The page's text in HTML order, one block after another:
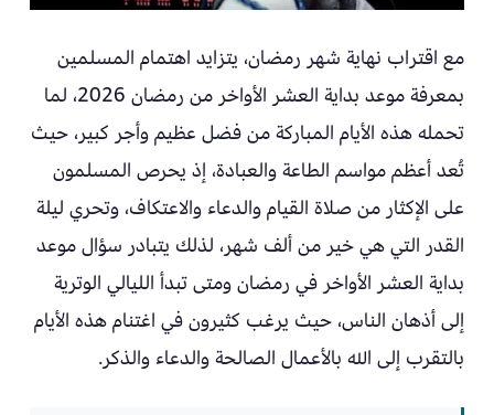
مع اقتراب نهاية شهر رمضان، يتزايد اهتمام المسلمين
بمعرفة موعد بداية العشر الأواخر من رمضان 2026، لما
تحمله هذه الأيام المباركة من فضل عظيم وأجر كبير، حيث
تُعد أعظم مواسم الطاعة والعبادة، إذ يحرص المسلمون
على الإكثار من صلاة القيام والدعاء والاعتكاف، وتحري ليلة
القدر التي هي خير من ألف شهر، لذلك يتبادر سؤال موعد
بداية العشر الأواخر في رمضان ومتى تبدأ الليالي الوترية
إلى أذهان الناس، حيث يرغب كثيرون في اغتنام هذه الأيام
بالتقرب إلى الله بالأعمال الصالحة والدعاء والذكر.